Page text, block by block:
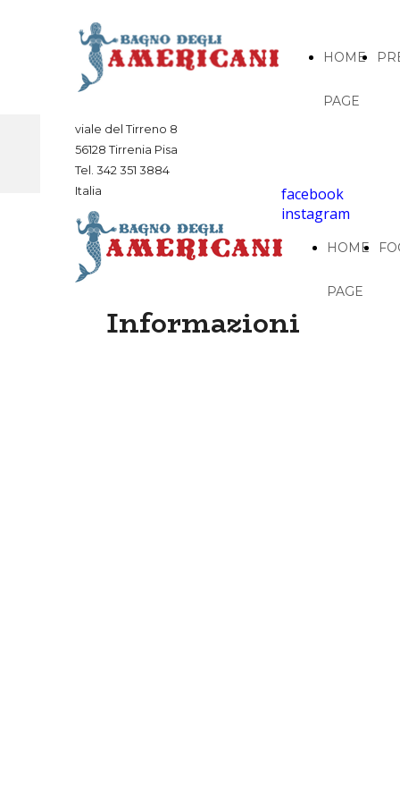
HOME
PAGE
viale del Tirreno 8
56128 Tirrenia Pisa
Tel. 342 351 3884
Italia
facebook
instagram
HOME
PAGE
Informazioni